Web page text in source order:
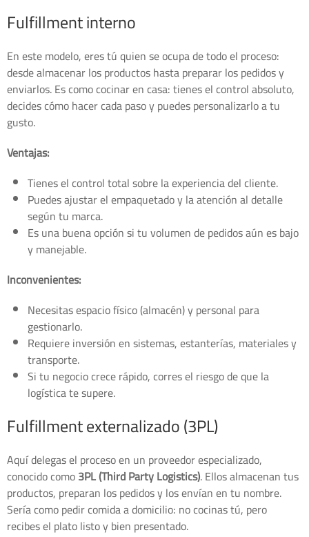
Fulfillment interno
En este modelo, eres tú quien se ocupa de todo el proceso:
desde almacenar los productos hasta preparar los pedidos y
enviarlos. Es como cocinar en casa: tienes el control absoluto,
decides cómo hacer cada paso y puedes personalizarlo a tu
gusto.
Ventajas:
Tienes el control total sobre la experiencia del cliente.
Puedes ajustar el empaquetado y la atención al detalle
según tu marca.
Es una buena opción si tu volumen de pedidos aún es bajo
y manejable.
Inconvenientes:
Necesitas espacio físico (almacén) y personal para
gestionarlo.
Requiere inversión en sistemas, estanterías, materiales y
transporte.
Si tu negocio crece rápido, corres el riesgo de que la
logística te supere.
Fulfillment externalizado (3PL)
Aquí delegas el proceso en un proveedor especializado,
conocido como3PL (Third Party Logistics). Ellos almacenan tus
productos, preparan los pedidos y los envían en tu nombre.
Sería como pedir comida a domicilio: no cocinas tú, pero
recibes el plato listo y bien presentado.